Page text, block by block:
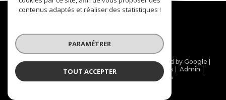
Nous
© 2026 | Tous droits réservés | Traduction powered by Google |
Nos honoraires
Plan du site Mentions légales
Admin
Cookies
contenus adaptés et réaliser des statistiques !
PARAMÉTRER
TOUT ACCEPTER